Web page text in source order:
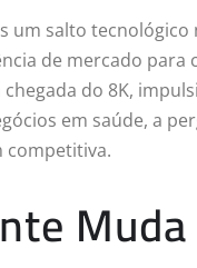
um salto
de mercado
do 8K,
em saúde, a
competitiva.